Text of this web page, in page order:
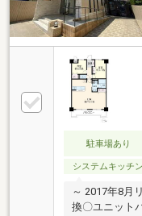
駐車場あり
システムキッチン
～ 2017年8月
換〇ユニット